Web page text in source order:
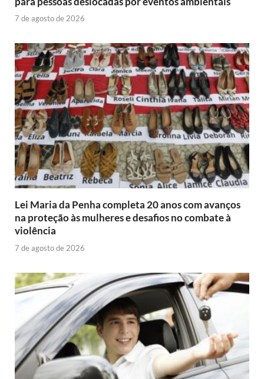
7 de agosto de 2026
Lei Maria da Penha completa 20 anos com avanços
na proteção às mulheres e desafios no combate à
violência
7 de agosto de 2026